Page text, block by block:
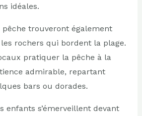
idéales.
trouveront également
rochers qui bordent la plage.
pratiquer la pêche à la
admirable, repartant
bars ou dorades.
enfants s’émerveillent devant